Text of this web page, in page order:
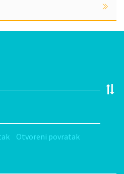
Otvoreni povratak